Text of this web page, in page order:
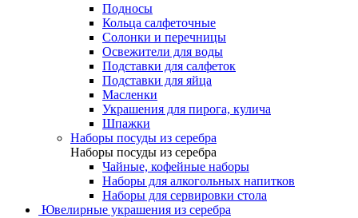
Подносы
Кольца салфеточные
Солонки и перечницы
Освежители для воды
Подставки для салфеток
Подставки для яйца
Масленки
Украшения для пирога, кулича
Шпажки
Наборы посуды из серебра
Наборы посуды из серебра
Чайные, кофейные наборы
Наборы для алкогольных напитков
Наборы для сервировки стола
Ювелирные украшения из серебра